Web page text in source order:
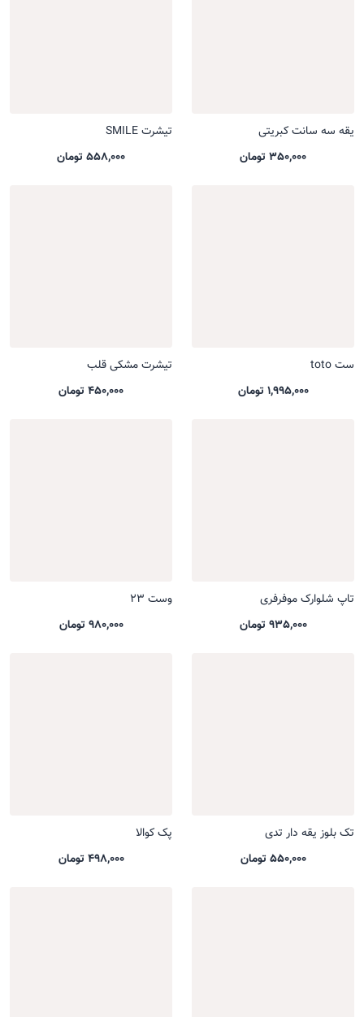
یقه سه سانت کبریتی
350,000 تومان
تیشرت SMILE
558,000 تومان
ست toto
1,995,000 تومان
تیشرت مشکی قلب
450,000 تومان
تاپ شلوارک موفرفری
935,000 تومان
وست 23
980,000 تومان
تک بلوز یقه دار تدی
550,000 تومان
پک کوالا
498,000 تومان